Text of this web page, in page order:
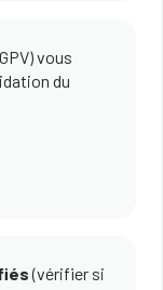
vous
du
(vérifier si